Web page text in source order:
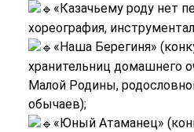
«Казачьему роду нет
хореография,
«Наша Берегиня»
хранительниц домашнего
Малой Родины,
обычаев);
«Юный Атаманец»